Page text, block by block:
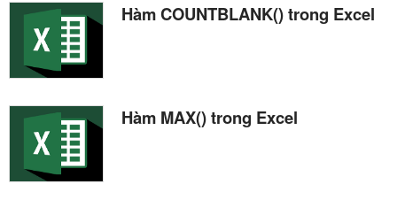
Hàm COUNTBLANK() trong Excel
Hàm MAX() trong Excel